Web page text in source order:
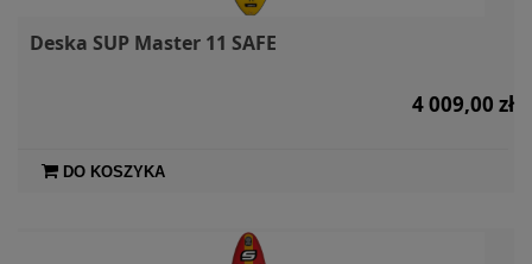
Deska SUP Master 11 SAFE
4 009,00 zł
DO KOSZYKA